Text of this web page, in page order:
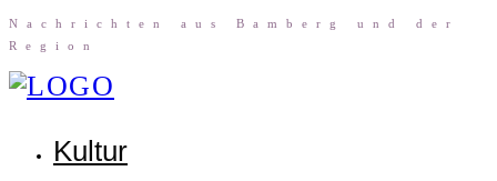
Nach­rich­ten aus Bam­berg und der
Region
Kul­tur